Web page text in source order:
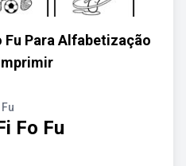
Fu Para Alfabetização
Fo Fu